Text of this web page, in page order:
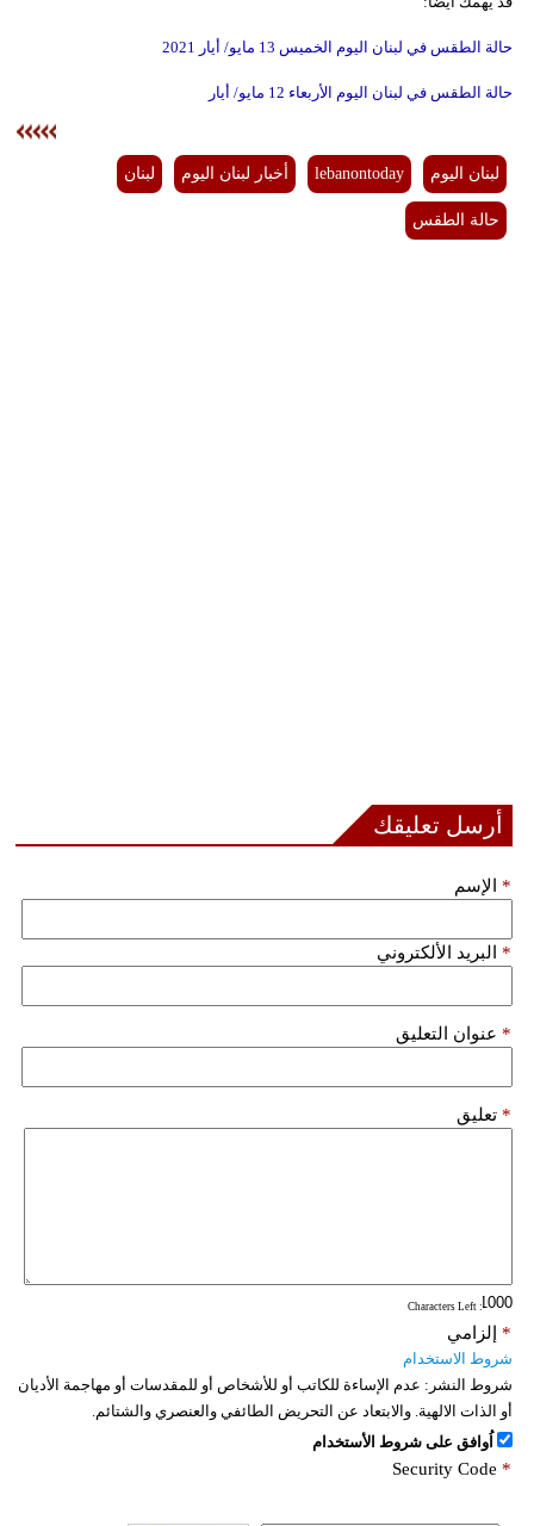
حالة الطقس في لبنان اليوم الخميس 13 مايو/ أيار 2021
حالة الطقس في لبنان اليوم الأربعاء 12 مايو/ أيار
لبنان اليوم lebanontoday أخبار لبنان اليوم لبنان
حالة الطقس
أرسل تعليقك
الإسم *
البريد الألكتروني *
عنوان التعليق *
تعليق *
: Characters Left
إلزامي *
شروط الاستخدام
شروط النشر: عدم الإساءة للكاتب أو للأشخاص أو للمقدسات أو مهاجمة الأديان
أو الذات الالهية. والابتعاد عن التحريض الطائفي والعنصري والشتائم.
اُوافق على شروط الأستخدام
Security Code *